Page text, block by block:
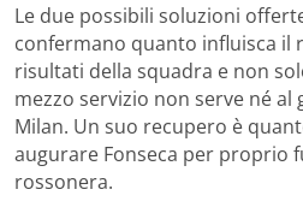
Le due possibili soluzioni
confermano quanto influisca il
risultati della squadra e non
mezzo servizio non serve né
Milan. Un suo recupero è
augurare Fonseca per proprio
rossonera.